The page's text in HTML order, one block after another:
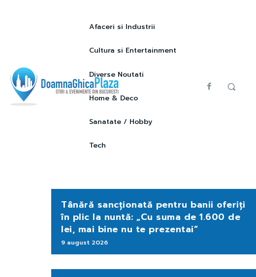
Afaceri si Industrii
Cultura si Entertainment
Diverse Noutati
Home & Deco
Sanatate / Hobby
Tech
Tânără sancționată pentru banii oferiți
în plic la nuntă: „Cu suma de 1.600 de
lei, mai bine nu te prezentai”
9 august 2026